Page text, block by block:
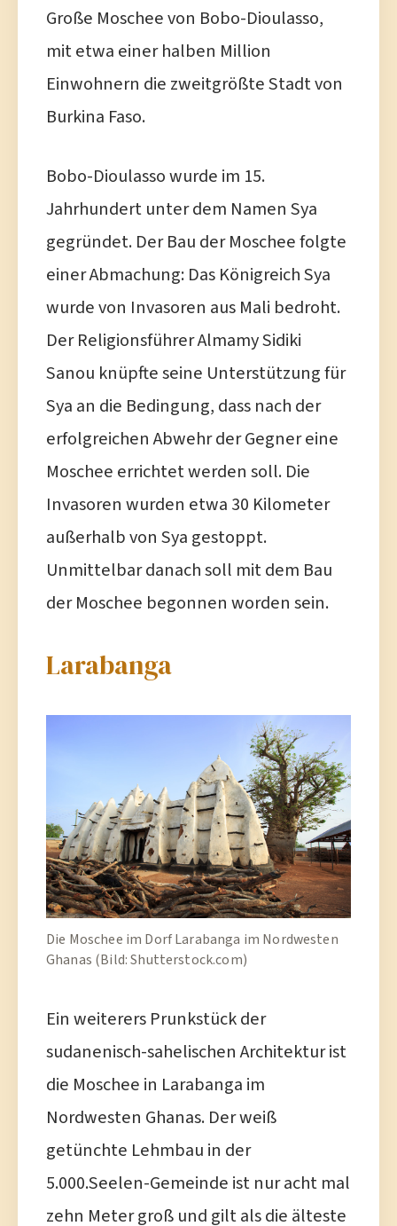
Große Moschee von Bobo-Dioulasso,
mit etwa einer halben Million
Einwohnern die zweitgrößte Stadt von
Burkina Faso.
Bobo-Dioulasso wurde im 15.
Jahrhundert unter dem Namen Sya
gegründet. Der Bau der Moschee folgte
einer Abmachung: Das Königreich Sya
wurde von Invasoren aus Mali bedroht.
Der Religionsführer Almamy Sidiki
Sanou knüpfte seine Unterstützung für
Sya an die Bedingung, dass nach der
erfolgreichen Abwehr der Gegner eine
Moschee errichtet werden soll. Die
Invasoren wurden etwa 30 Kilometer
außerhalb von Sya gestoppt.
Unmittelbar danach soll mit dem Bau
der Moschee begonnen worden sein.
Larabanga
Die Moschee im Dorf Larabanga im Nordwesten
Ghanas (Bild: Shutterstock.com)
Ein weiterers Prunkstück der
sudanenisch-sahelischen Architektur ist
die Moschee in Larabanga im
Nordwesten Ghanas. Der weiß
getünchte Lehmbau in der
5.000.Seelen-Gemeinde ist nur acht mal
zehn Meter groß und gilt als die älteste